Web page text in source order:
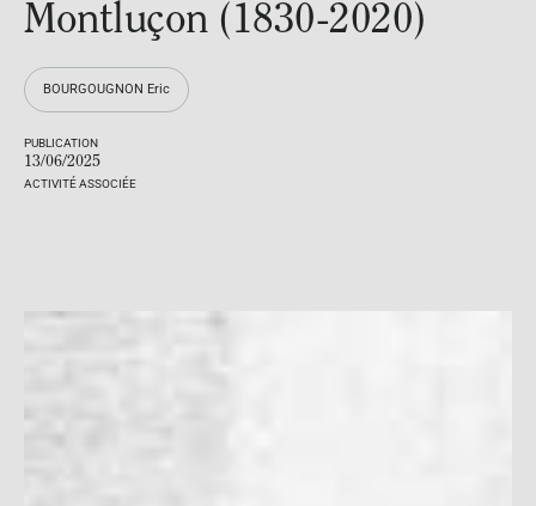
Montluçon (1830-2020)
PUBLICATION
13/06/2025
ACTIVITÉ ASSOCIÉE
BOURGOUGNON Eric